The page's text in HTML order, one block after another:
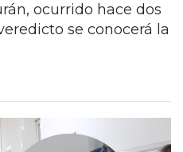
ocurrido hace dos
se conocerá la